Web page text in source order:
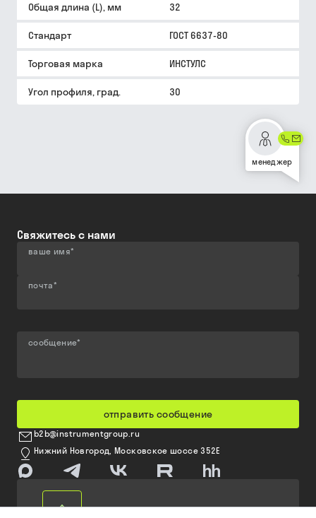
Общая длина (L), мм 32
Стандарт ГОСТ 6637-80
Торговая марка ИНСТУЛС
Угол профиля, град. 30
менеджер
Свяжитесь с нами
ваше имя*
почта*
сообщение*
отправить сообщение
b2b@instrumentgroup.ru
Нижний Новгород, Московское шоссе 352Е